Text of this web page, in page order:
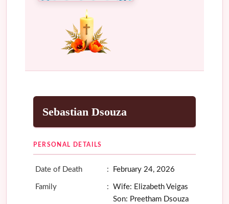
Sebastian Dsouza
PERSONAL DETAILS
Date of Death : February 24, 2026
Family :
Wife: Elizabeth Veigas
Son: Preetham Dsouza